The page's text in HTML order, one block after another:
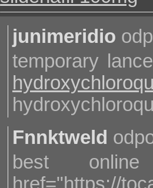
junimeridio
temporary
Fnnktweld
best
href="https://